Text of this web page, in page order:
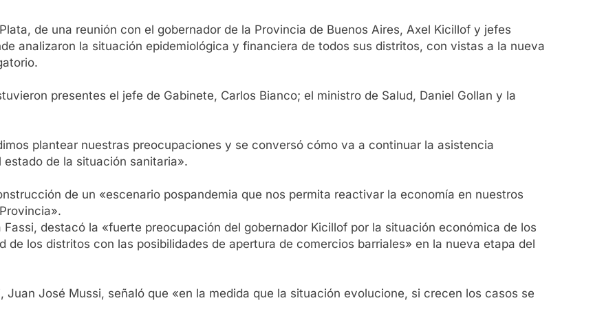
de una reunión con el gobernador de la Provincia de Buenos Aires, Axel Kicillof y jefes
analizaron la situación epidemiológica y financiera de todos sus distritos, con vistas a la nueva
presentes el jefe de Gabinete, Carlos Bianco; el ministro de Salud, Daniel Gollan y la
plantear nuestras preocupaciones y se conversó cómo va a continuar la asistencia
de la situación sanitaria».
de un «escenario pospandemia que nos permita reactivar la economía en nuestros
destacó la «fuerte preocupación del gobernador Kicillof por la situación económica de los
de los distritos con las posibilidades de apertura de comercios barriales» en la nueva etapa del
Juan José Mussi, señaló que «en la medida que la situación evolucione, si crecen los casos se